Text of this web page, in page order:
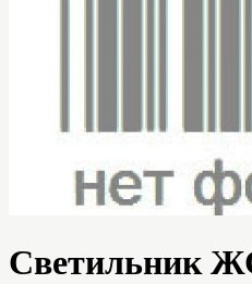
Светильник